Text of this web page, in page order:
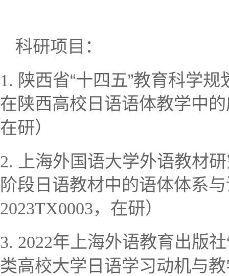
科研项目：
1. 陕西省“十四五”教育科学规
在陕西高校日语语体教学中
在研）
2. 上海外国语大学外语教材
阶段日语教材中的语体体系
2023TX0003， 在研）
3. 2022年上海外语教育出版社
类高校大学日语学习动机与